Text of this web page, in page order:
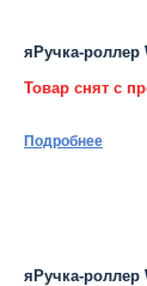
яРучка-роллер
Товар снят с
Подробнее
яРучка-роллер